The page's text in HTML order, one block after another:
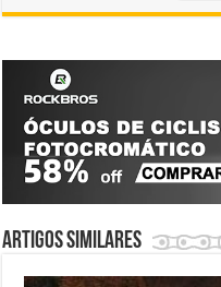
Artigos similares